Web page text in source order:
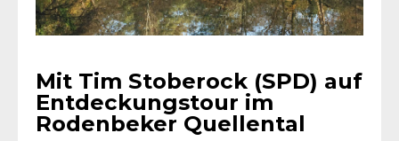
Mit Tim Stoberock (SPD) auf
Entdeckungstour im
Rodenbeker Quellental